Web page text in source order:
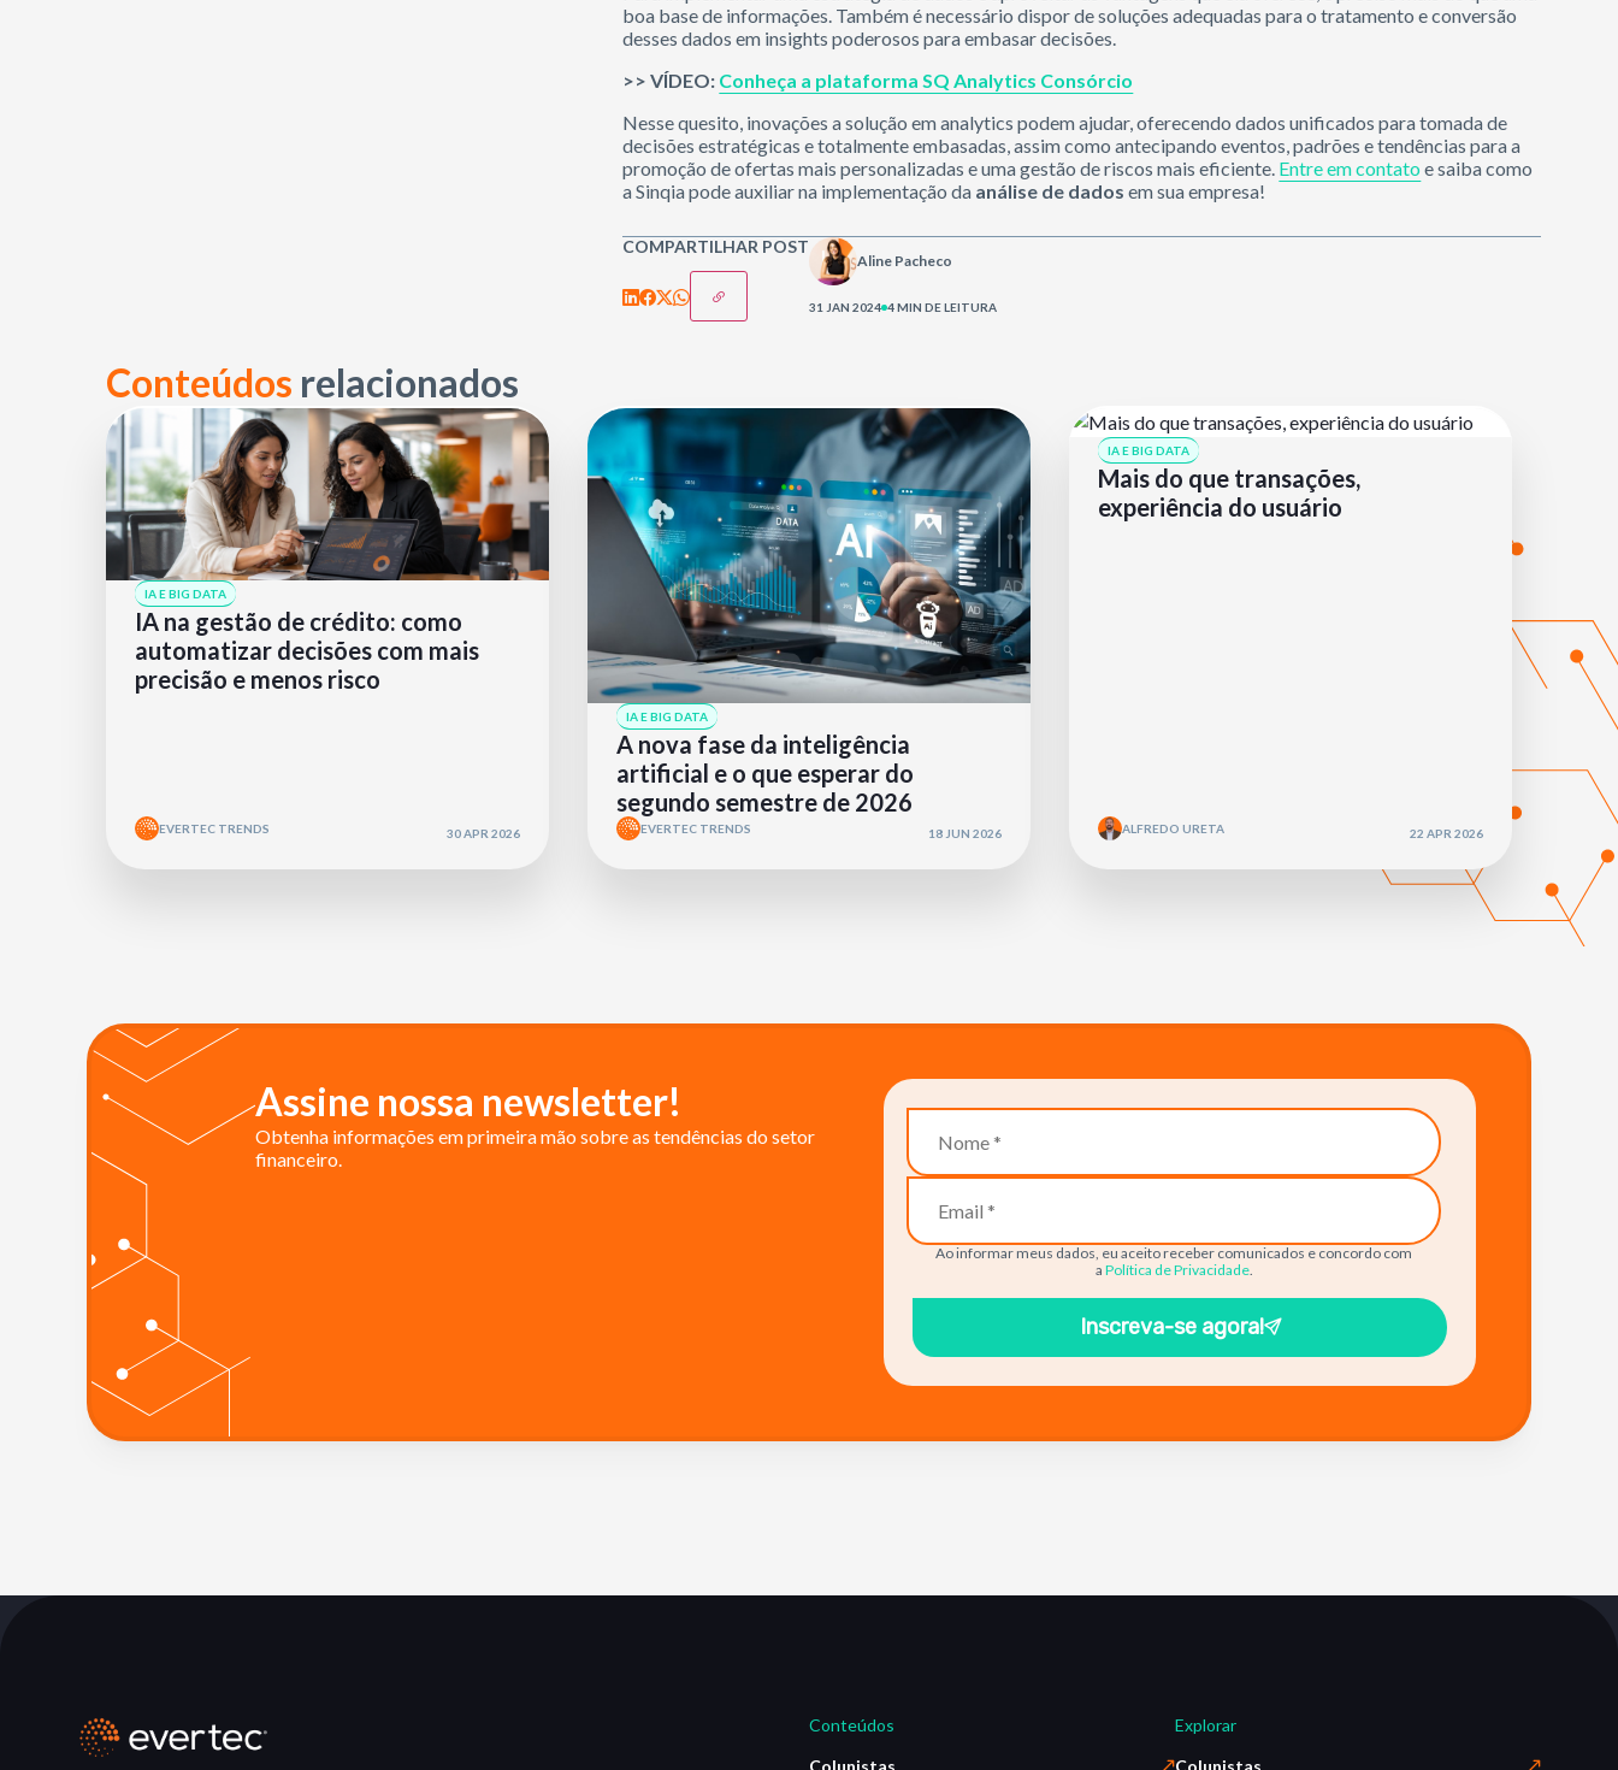
boa base de informações. Também é necessário dispor de soluções adequadas para o tratamento e conversão
desses dados em insights poderosos para embasar decisões.
>> VÍDEO: Conheça a plataforma SQ Analytics Consórcio
Nesse quesito, inovações a solução em analytics podem ajudar, oferecendo dados unificados para tomada de
decisões estratégicas e totalmente embasadas, assim como antecipando eventos, padrões e tendências para a
promoção de ofertas mais personalizadas e uma gestão de riscos mais eficiente. Entre em contato e saiba como
a Sinqia pode auxiliar na implementação da análise de dados em sua empresa!
COMPARTILHAR POST
Aline Pacheco
31 JAN 2024 4 MIN DE LEITURA
Conteúdos relacionados
IA E BIG DATA
IA na gestão de crédito: como
automatizar decisões com mais
precisão e menos risco
EVERTEC TRENDS 30 APR 2026
IA E BIG DATA
A nova fase da inteligência
artificial e o que esperar do
segundo semestre de 2026
EVERTEC TRENDS 18 JUN 2026
IA E BIG DATA
Mais do que transações,
experiência do usuário
ALFREDO URETA 22 APR 2026
Assine nossa newsletter!
Obtenha informações em primeira mão sobre as tendências do setor
financeiro.
Ao informar meus dados, eu aceito receber comunicados e concordo com
a Política de Privacidade.
Inscreva-se agora!
Conteúdos
Explorar